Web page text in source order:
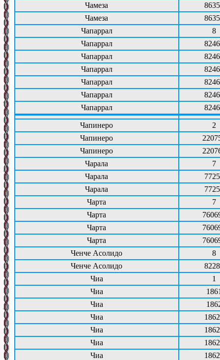
Чамеза
Чамеза
Чапаррал
8
Чапаррал
Чапаррал
Чапаррал
Чапаррал
Чапаррал
Чапаррал
Чапинеро
2
Чапинеро
Чапинеро
Чарала
7
Чарала
Чарала
Чарта
7
Чарта
Чарта
Чарта
Ченче Асолидо
8
Ченче Асолидо
Чиа
1
Чиа
Чиа
Чиа
Чиа
Чиа
Чиа